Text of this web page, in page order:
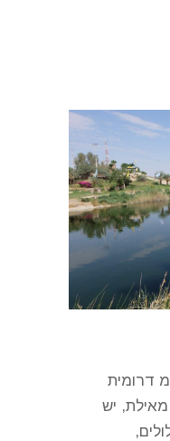
בפארק כ-45 ק״מ דרומית
צפונית מאילת, יש